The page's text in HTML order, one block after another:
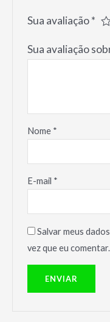
Sua avaliação*
Sua avaliação
Nome *
E-mail *
Salvar meus
vez que eu comentar.